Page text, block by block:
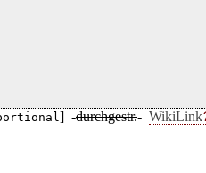
] -durchgestr.- WikiLink